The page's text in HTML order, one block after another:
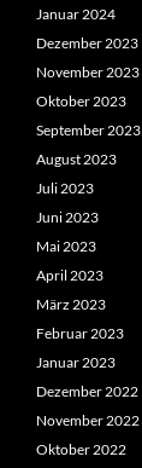
Januar 2024
Dezember 2023
November 2023
Oktober 2023
September 2023
August 2023
Juli 2023
Juni 2023
Mai 2023
April 2023
März 2023
Februar 2023
Januar 2023
Dezember 2022
November 2022
Oktober 2022